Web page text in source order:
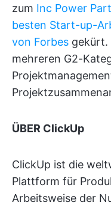
zum Inc Power
besten Start-up-
von Forbes gekürt.
mehreren G2-
ÜBER ClickUp
ClickUp ist die
Plattform für
Arbeitsweise der